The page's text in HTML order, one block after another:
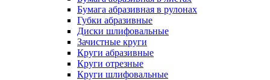
Бумага абразивная в рулонах
Губки абразивные
Диски шлифовальные
Зачистные круги
Круги абразивные
Круги отрезные
Круги шлифовальные